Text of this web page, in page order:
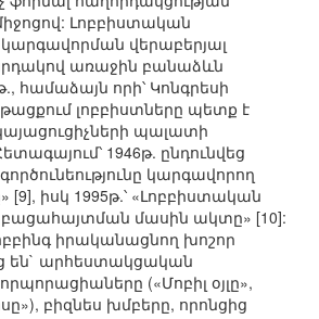
Լոբբիստական
կարգավորման վերաբերյալ
առաջին բանաձևն
համաձայն որի՝ Կոնգրեսի
լոբբիստները պետք է
պալատի
1946թ. ընդունվեց
կարգավորող
իսկ 1995թ.՝ «Լոբբիստական
բացահայտման մասին ակտը» [10]:
իրականացնող խոշոր
են` արհեստակցական
(«Մոբիլ օյլը»,
բիզնես խմբերը, որոնցից